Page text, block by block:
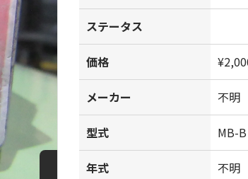
ステータス
価格
メーカー 不明
型式 MB-B
年式 不明